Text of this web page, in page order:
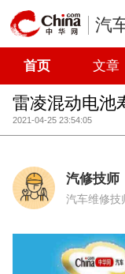
汽
首页 文章
雷凌混动电池
2021-04-25 23:54:05
汽修技师
汽车维修技